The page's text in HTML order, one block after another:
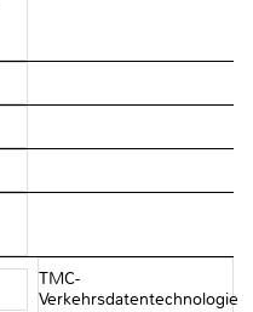
TMC-
Verkehrsdatentechnologie